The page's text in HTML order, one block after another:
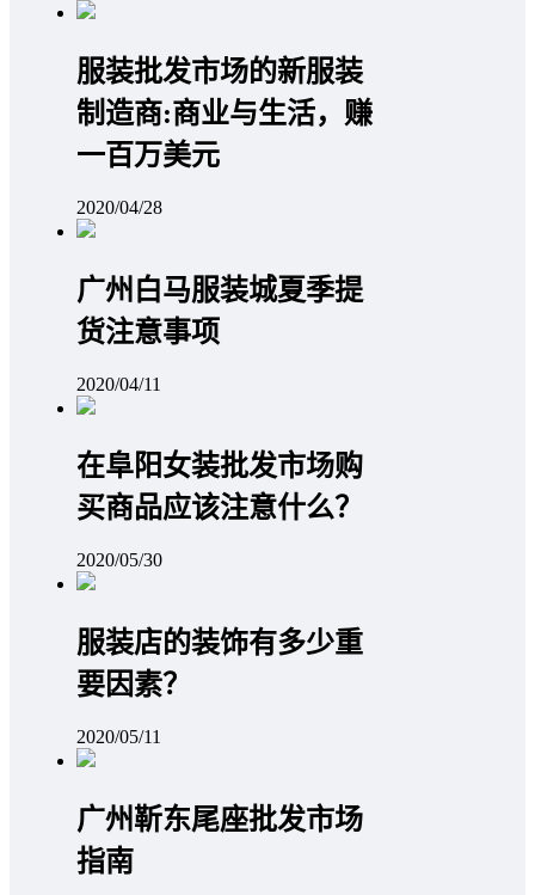
服装批发市场的新服装
制造商:商业与生活，赚
一百万美元
2020/04/28
广州白马服装城夏季提
货注意事项
2020/04/11
在阜阳女装批发市场购
买商品应该注意什么？
2020/05/30
服装店的装饰有多少重
要因素？
2020/05/11
广州靳东尾座批发市场
指南